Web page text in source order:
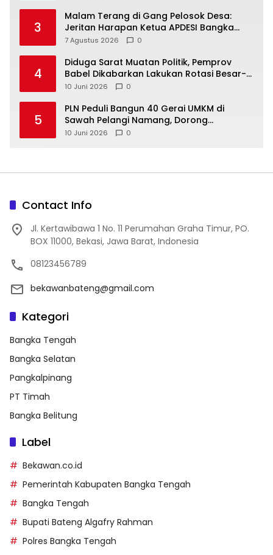
3
Malam Terang di Gang Pelosok Desa:
Jeritan Harapan Ketua APDESI Bangka
Tengah untuk PLN Babel
7 Agustus 2026 0
4
‎Diduga Sarat Muatan Politik, Pemprov
Babel Dikabarkan Lakukan Rotasi Besar-
10 Juni 2026 0
5
‎PLN Peduli Bangun 40 Gerai UMKM di
Sawah Pelangi Namang, Dorong
10 Juni 2026 0
Contact Info
Jl. Kertawibawa 1 No. 11 Perumahan Graha Timur, PO.
BOX 11000, Bekasi, Jawa Barat, Indonesia
08123456789
bekawanbateng@gmail.com
Kategori
Bangka Tengah
Bangka Selatan
Pangkalpinang
PT Timah
Bangka Belitung
Label
Bekawan.co.id
Pemerintah Kabupaten Bangka Tengah
Bangka Tengah
Bupati Bateng Algafry Rahman
Polres Bangka Tengah